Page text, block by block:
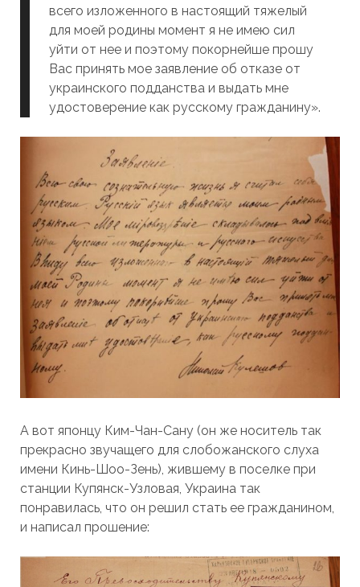
всего изложенного в настоящий тяжелый
для моей родины момент я не имею сил
уйти от нее и поэтому покорнейше прошу
Вас принять мое заявление об отказе от
украинского подданства и выдать мне
удостоверение как русскому гражданину».
А вот японцу Ким-Чан-Сану (он же носитель так
прекрасно звучащего для слобожанского слуха
имени Кинь-Шоо-Зень), жившему в поселке при
станции Купянск-Узловая, Украина так
понравилась, что он решил стать ее гражданином,
и написал прошение: